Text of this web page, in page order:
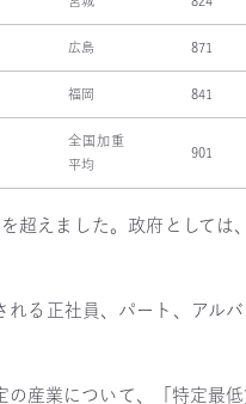
広島 871
福岡 841
全国加重
平均
901
超えました。政府としては
る正社員、パート、アル
産業について、「特定最